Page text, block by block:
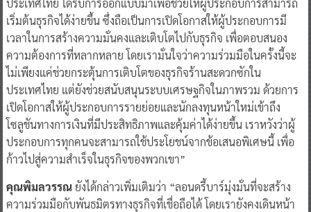
ประเทศไทย ได้รับการออกแบบมาเพื่อช่วยให้ผู้ประกอบการสามารถ
เริ่มต้นธุรกิจได้ง่ายขึ้น ซึ่งถือเป็นการเปิดโอกาสให้ผู้ประกอบการมี
เวลาในการสร้างความมั่นคงและเติบโตไปกับธุรกิจ เพื่อตอบสนอง
ความต้องการที่หลากหลาย โดยเรามั่นใจว่าความร่วมมือในครั้งนี้จะ
ไม่เพียงแค่ช่วยกระตุ้นการเติบโตของธุรกิจร้านสะดวกซักใน
ประเทศไทย แต่ยังช่วยสนับสนุนระบบเศรษฐกิจในภาพรวม ด้วยการ
เปิดโอกาสให้ผู้ประกอบการรายย่อยและนักลงทุนหน้าใหม่เข้าถึง
โซลูชันทางการเงินที่มีประสิทธิภาพและคุ้มค่าได้ง่ายขึ้น เราหวังว่าผู้
ประกอบการทุกคนจะสามารถใช้ประโยชน์จากข้อเสนอพิเศษนี้ เพื่อ
ก้าวไปสู่ความสำเร็จในธุรกิจของพวกเขา”
คุณพิมลวรรณยังได้กล่าวเพิ่มเติมว่า “ลอนดรี้บาร์มุ่งมั่นที่จะสร้าง
ความร่วมมือกับพันธมิตรทางธุรกิจที่เชื่อถือได้ โดยเรายังคงเดินหน้า